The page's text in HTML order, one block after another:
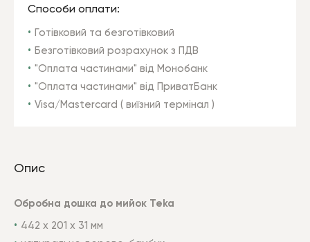
Способи оплати:
Готівковий та безготівковий
Безготівковий розрахунок з ПДВ
"Оплата частинами" від Монобанк
"Оплата частинами" від ПриватБанк
Visa/Mastercard ( виїзний термінал )
Опис
Обробна дошка до мийок Teka
442 х 201 x 31 мм